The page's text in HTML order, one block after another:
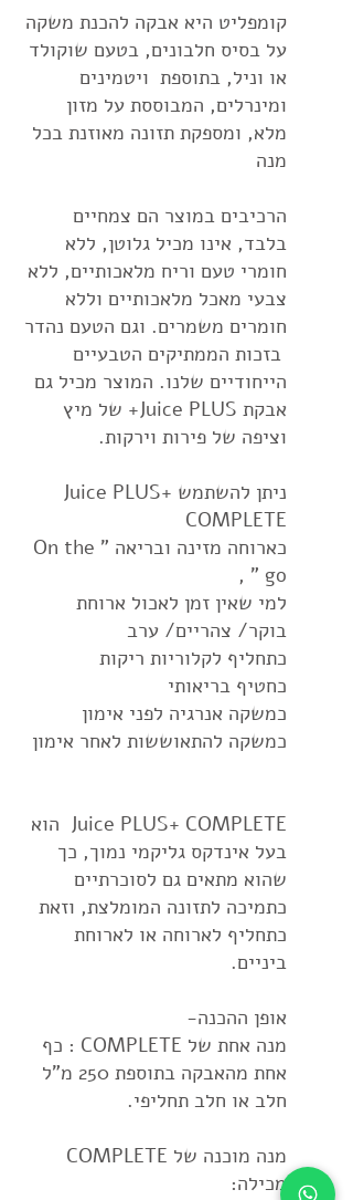
קומפליט היא אבקה להכנת משקה
על בסיס חלבונים, בטעם שוקולד
או וניל, בתוספת ויטמינים
ומינרלים, המבוססת על מזון
מלא, ומספקת תזונה מאוזנת בכל
מנה
הרכיבים במוצר הם צמחיים
בלבד, אינו מכיל גלוטן, ללא
חומרי טעם וריח מלאכותיים, ללא
צבעי מאכל מלאכותיים וללא
חומרים משמרים. וגם הטעם נהדר
בזכות הממתיקים הטבעיים
הייחודיים שלנו. המוצר מכיל גם
אבקת Juice PLUS+ של מיץ
וציפה של פירות וירקות.
ניתן להשתמש Juice PLUS+
COMPLETE
כארוחה מזינה ובריאה " On the
go " ,
למי שאין זמן לאכול ארוחת
בוקר/ צהריים/ ערב
כתחליף לקלוריות ריקות
כחטיף בריאותי
כמשקה אנרגיה לפני אימון
כמשקה להתאוששות לאחר אימון
Juice PLUS+ COMPLETE הוא
בעל אינדקס גליקמי נמוך, כך
שהוא מתאים גם לסוכרתיים
כתמיכה לתזונה המומלצת, וזאת
כתחליף לארוחה או לארוחת
ביניים.
אופן ההכנה-
מנה אחת של COMPLETE : כף
אחת מהאבקה בתוספת 250 מ"ל
חלב או חלב תחליפי.
מנה מוכנה של COMPLETE
מכילה: